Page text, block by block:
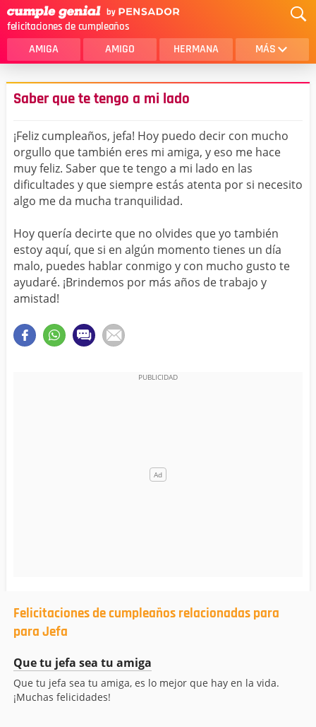
felicitaciones de cumpleaños
AMIGA AMIGO HERMANA MÁS
MAMA
AMOR
SOBRINA
HIJA
HERMANO
HIJO
NOVIA
PAPA
TIA
CUÑADA
ALGUIEN ESPECIAL
PRIMO
Saber que te tengo a mi lado
¡Feliz cumpleaños, jefa! Hoy puedo decir con mucho
orgullo que también eres mi amiga, y eso me hace
muy feliz. Saber que te tengo a mi lado en las
dificultades y que siempre estás atenta por si necesito
algo me da mucha tranquilidad.
Hoy quería decirte que no olvides que yo también
estoy aquí, que si en algún momento tienes un día
malo, puedes hablar conmigo y con mucho gusto te
ayudaré. ¡Brindemos por más años de trabajo y
amistad!
Felicitaciones de cumpleaños relacionadas para
para Jefa
Que tu jefa sea tu amiga
Que tu jefa sea tu amiga, es lo mejor que hay en la vida.
¡Muchas felicidades!